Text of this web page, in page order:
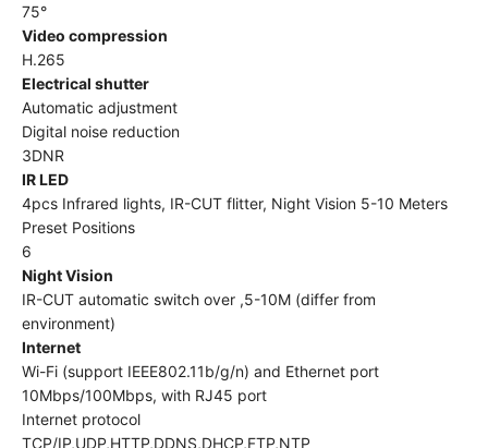
75°
Video compression
H.265
Electrical shutter
Automatic adjustment
Digital noise reduction
3DNR
IR LED
4pcs Infrared lights, IR-CUT flitter, Night Vision 5-10 Meters
Preset Positions
6
Night Vision
IR-CUT automatic switch over ,5-10M (differ from
environment)
Internet
Wi-Fi (support IEEE802.11b/g/n) and Ethernet port
10Mbps/100Mbps, with RJ45 port
Internet protocol
TCP/IP,UDP,HTTP,DDNS,DHCP,FTP,NTP